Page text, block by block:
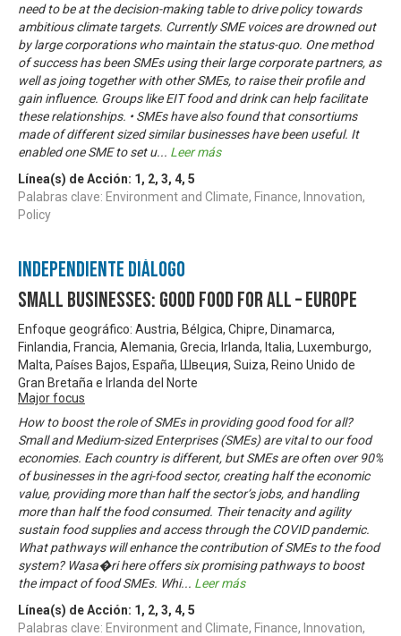
need to be at the decision-making table to drive policy towards
ambitious climate targets. Currently SME voices are drowned out
by large corporations who maintain the status-quo. One method
of success has been SMEs using their large corporate partners, as
well as joing together with other SMEs, to raise their profile and
gain influence. Groups like EIT food and drink can help facilitate
these relationships. • SMEs have also found that consortiums
made of different sized similar businesses have been useful. It
enabled one SME to set u... Leer más
Línea(s) de Acción: 1 , 2, 3, 4, 5
Palabras clave: Environment and Climate, Finance, Innovation,
Policy
Independiente Diálogo
Small Businesses: Good Food for All – Europe
Enfoque geográfico: Austria, Bélgica, Chipre, Dinamarca,
Finlandia, Francia, Alemania, Grecia, Irlanda, Italia, Luxemburgo,
Malta, Países Bajos, España, Швеция, Suiza, Reino Unido de
Gran Bretaña e Irlanda del Norte
Major focus
How to boost the role of SMEs in providing good food for all?
Small and Medium-sized Enterprises (SMEs) are vital to our food
economies. Each country is different, but SMEs are often over 90%
of businesses in the agri-food sector, creating half the economic
value, providing more than half the sector’s jobs, and handling
more than half the food consumed. Their tenacity and agility
sustain food supplies and access through the COVID pandemic.
What pathways will enhance the contribution of SMEs to the food
system? Wasa�ri here offers six promising pathways to boost
the impact of food SMEs. Whi... Leer más
Línea(s) de Acción: 1 , 2, 3, 4, 5
Palabras clave: Environment and Climate, Finance, Innovation,